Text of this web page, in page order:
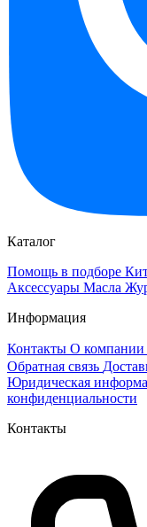
Каталог
Помощь в подборе
Аксессуары Масла
Информация
Контакты О компании
Обратная связь
Юридическая
конфиденциальности
Контакты